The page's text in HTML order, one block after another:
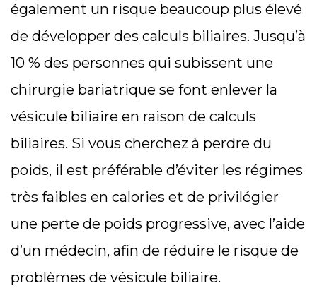
également un risque beaucoup plus élevé
de développer des calculs biliaires. Jusqu’à
10 % des personnes qui subissent une
chirurgie bariatrique se font enlever la
vésicule biliaire en raison de calculs
biliaires. Si vous cherchez à perdre du
poids, il est préférable d’éviter les régimes
très faibles en calories et de privilégier
une perte de poids progressive, avec l’aide
d’un médecin, afin de réduire le risque de
problèmes de vésicule biliaire.